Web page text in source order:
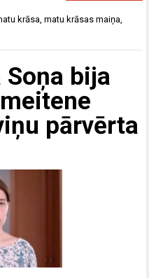
krāsa,matu krāsas maiņa,
Soņa bija
pārvērta